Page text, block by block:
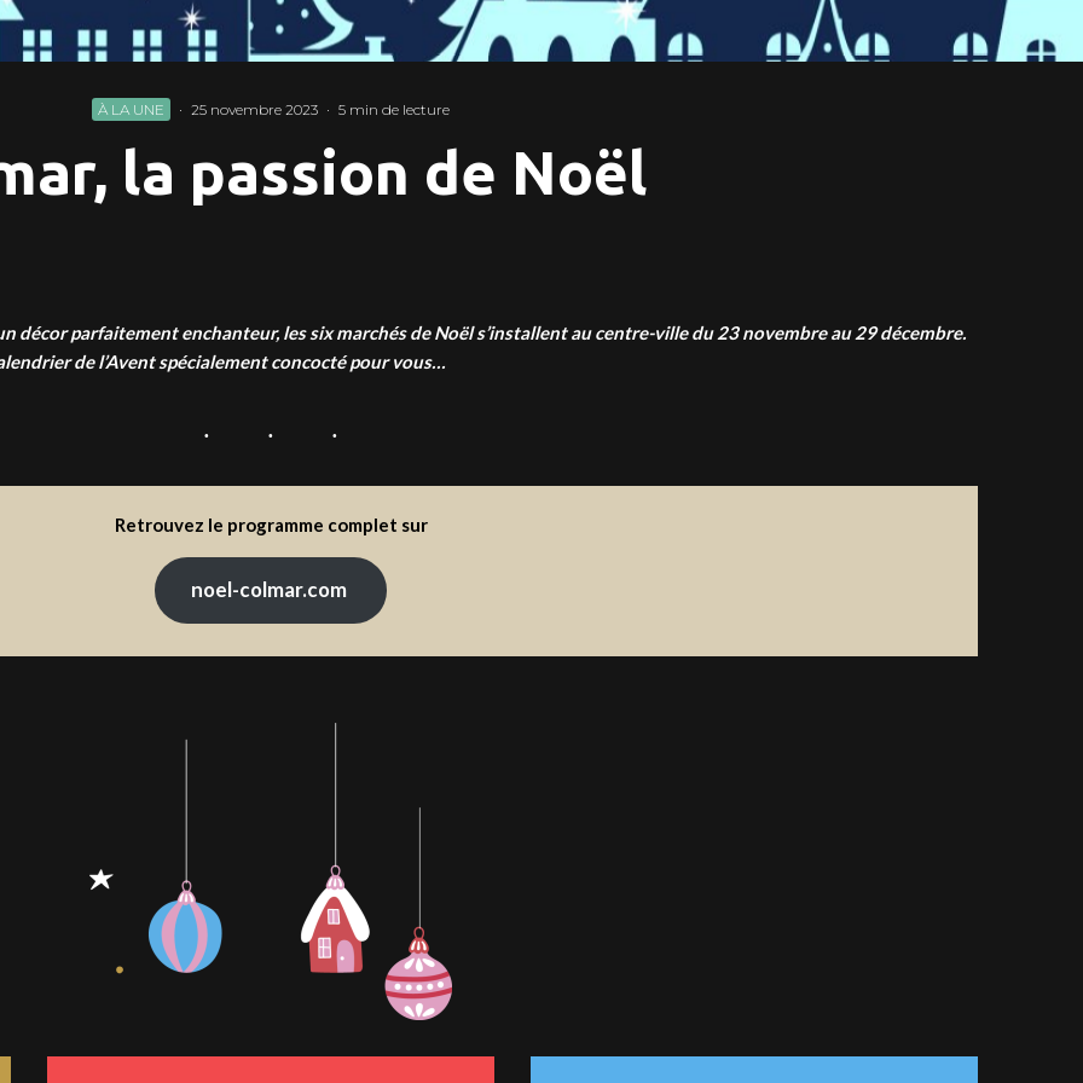
À LA UNE · 25 novembre 2023 · 5 min de lecture
la passion de Noël
décor parfaitement enchanteur, les six marchés de Noël s’installent au centre-ville du 23 novembre au 29 décembre.
de l’Avent spécialement concocté pour vous…
Retrouvez le programme complet sur
noel-colmar.com